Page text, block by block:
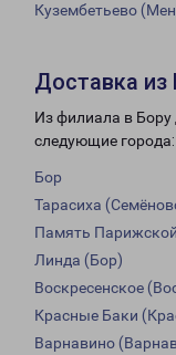
Кузембетьево
Доставка из
Из филиала в Бору
следующие города:
Бор
Тарасиха
Память
Линда (Бор)
Воскресенское
Красные Баки
Варнавино